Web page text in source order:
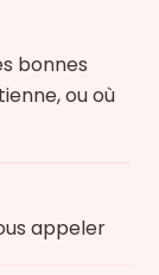
bonnes
ou où
appeler